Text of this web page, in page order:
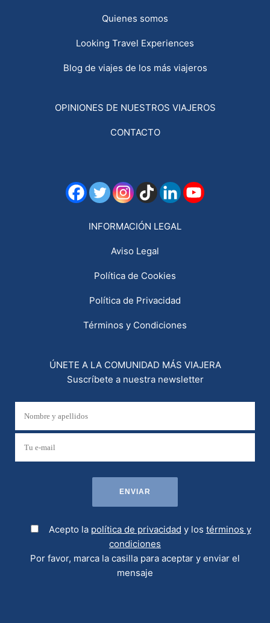
Quienes somos
Looking Travel Experiences
Blog de viajes de los más viajeros
OPINIONES DE NUESTROS VIAJEROS
CONTACTO
INFORMACIÓN LEGAL
Aviso Legal
Política de Cookies
Política de Privacidad
Términos y Condiciones
ÚNETE A LA COMUNIDAD MÁS VIAJERA
Suscríbete a nuestra newsletter
Acepto la política de privacidad y los términos y
condiciones
Por favor, marca la casilla para aceptar y enviar el
mensaje